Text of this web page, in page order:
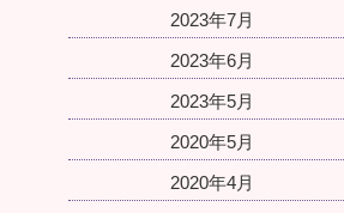
2023年7月
2023年6月
2023年5月
2020年5月
2020年4月